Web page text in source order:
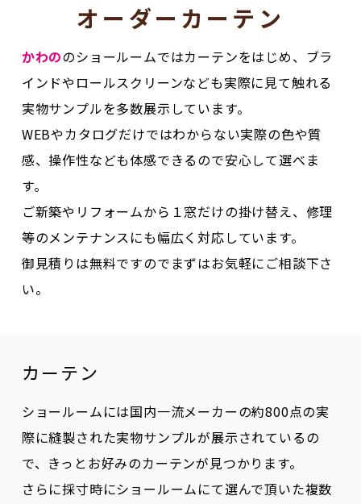
のショールームではカーテンをはじめ、ブラ
実物サンプルを多数展示しています。
WEBやカタログだけではわからない実際の色や質
感、操作性なども体感できるので安心して選べま
す。
ご新築やリフォームから１窓だけの掛け替え、修理
等のメンテナンスにも幅広く対応しています。
御見積りは無料ですのでまずはお気軽にご相談下さ
い。
ショールームには国内一流メーカーの約800点の実
で、きっとお好みのカーテンが見つかります。
さらに採寸時にショールームにて選んで頂いた複数
の候補の実物サンプルを持参します。ご自宅でカー
テンの最終チェックが出来るので、もうカーテン選